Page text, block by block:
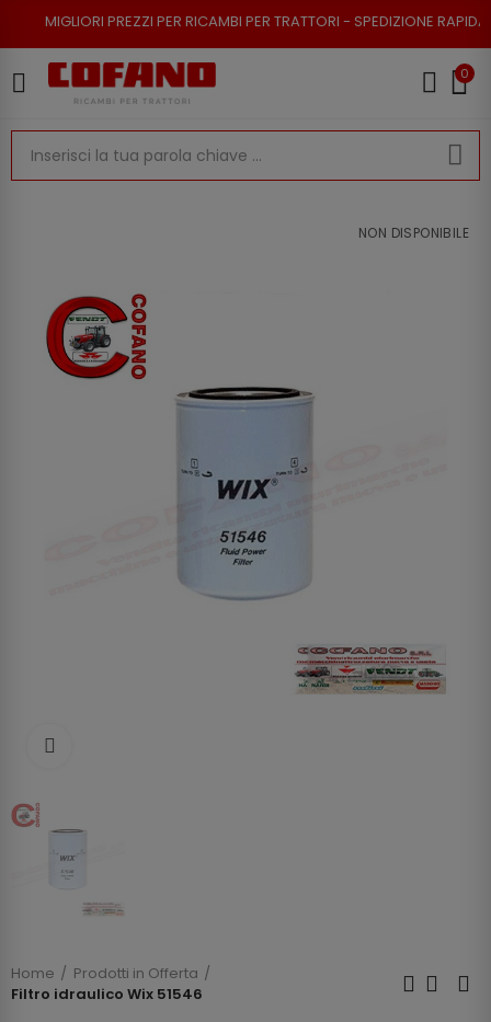
PREZZI PER RICAMBI PER TRATTORI - SPEDIZIONE RAPIDA - RESO
0
NON DISPONIBILE
Home
Prodotti in Offerta
Filtro idraulico Wix 51546